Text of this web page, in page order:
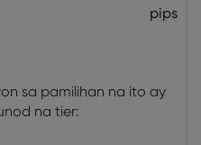
pips
sa pamilihan na ito ay
na tier: